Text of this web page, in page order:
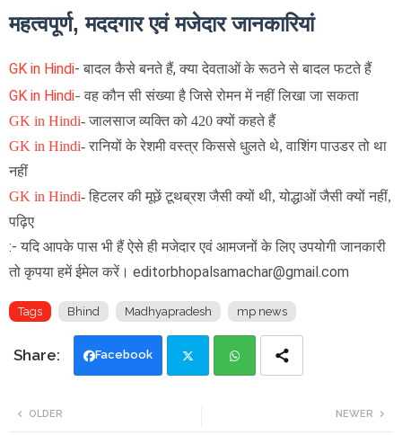
महत्वपूर्ण, मददगार एवं मजेदार जानकारियां
GK in Hindi- बादल कैसे बनते हैं, क्या देवताओं के रूठने से बादल फटते हैं
GK in Hindi- वह कौन सी संख्या है जिसे रोमन में नहीं लिखा जा सकता
GK in Hindi- जालसाज व्यक्ति को 420 क्यों कहते हैं ​
GK in Hindi- रानियों के रेशमी वस्त्र किससे धुलते थे, वाशिंग पाउडर तो था
नहीं
GK in Hindi- हिटलर की मूछें टूथब्रश जैसी क्यों थी, योद्धाओं जैसी क्यों नहीं,
पढ़िए
:- यदि आपके पास भी हैं ऐसे ही मजेदार एवं आमजनों के लिए उपयोगी जानकारी
तो कृपया हमें ईमेल करें। editorbhopalsamachar@gmail.com
Tags Bhind Madhyapradesh mp news
Facebook
NEWER
OLDER